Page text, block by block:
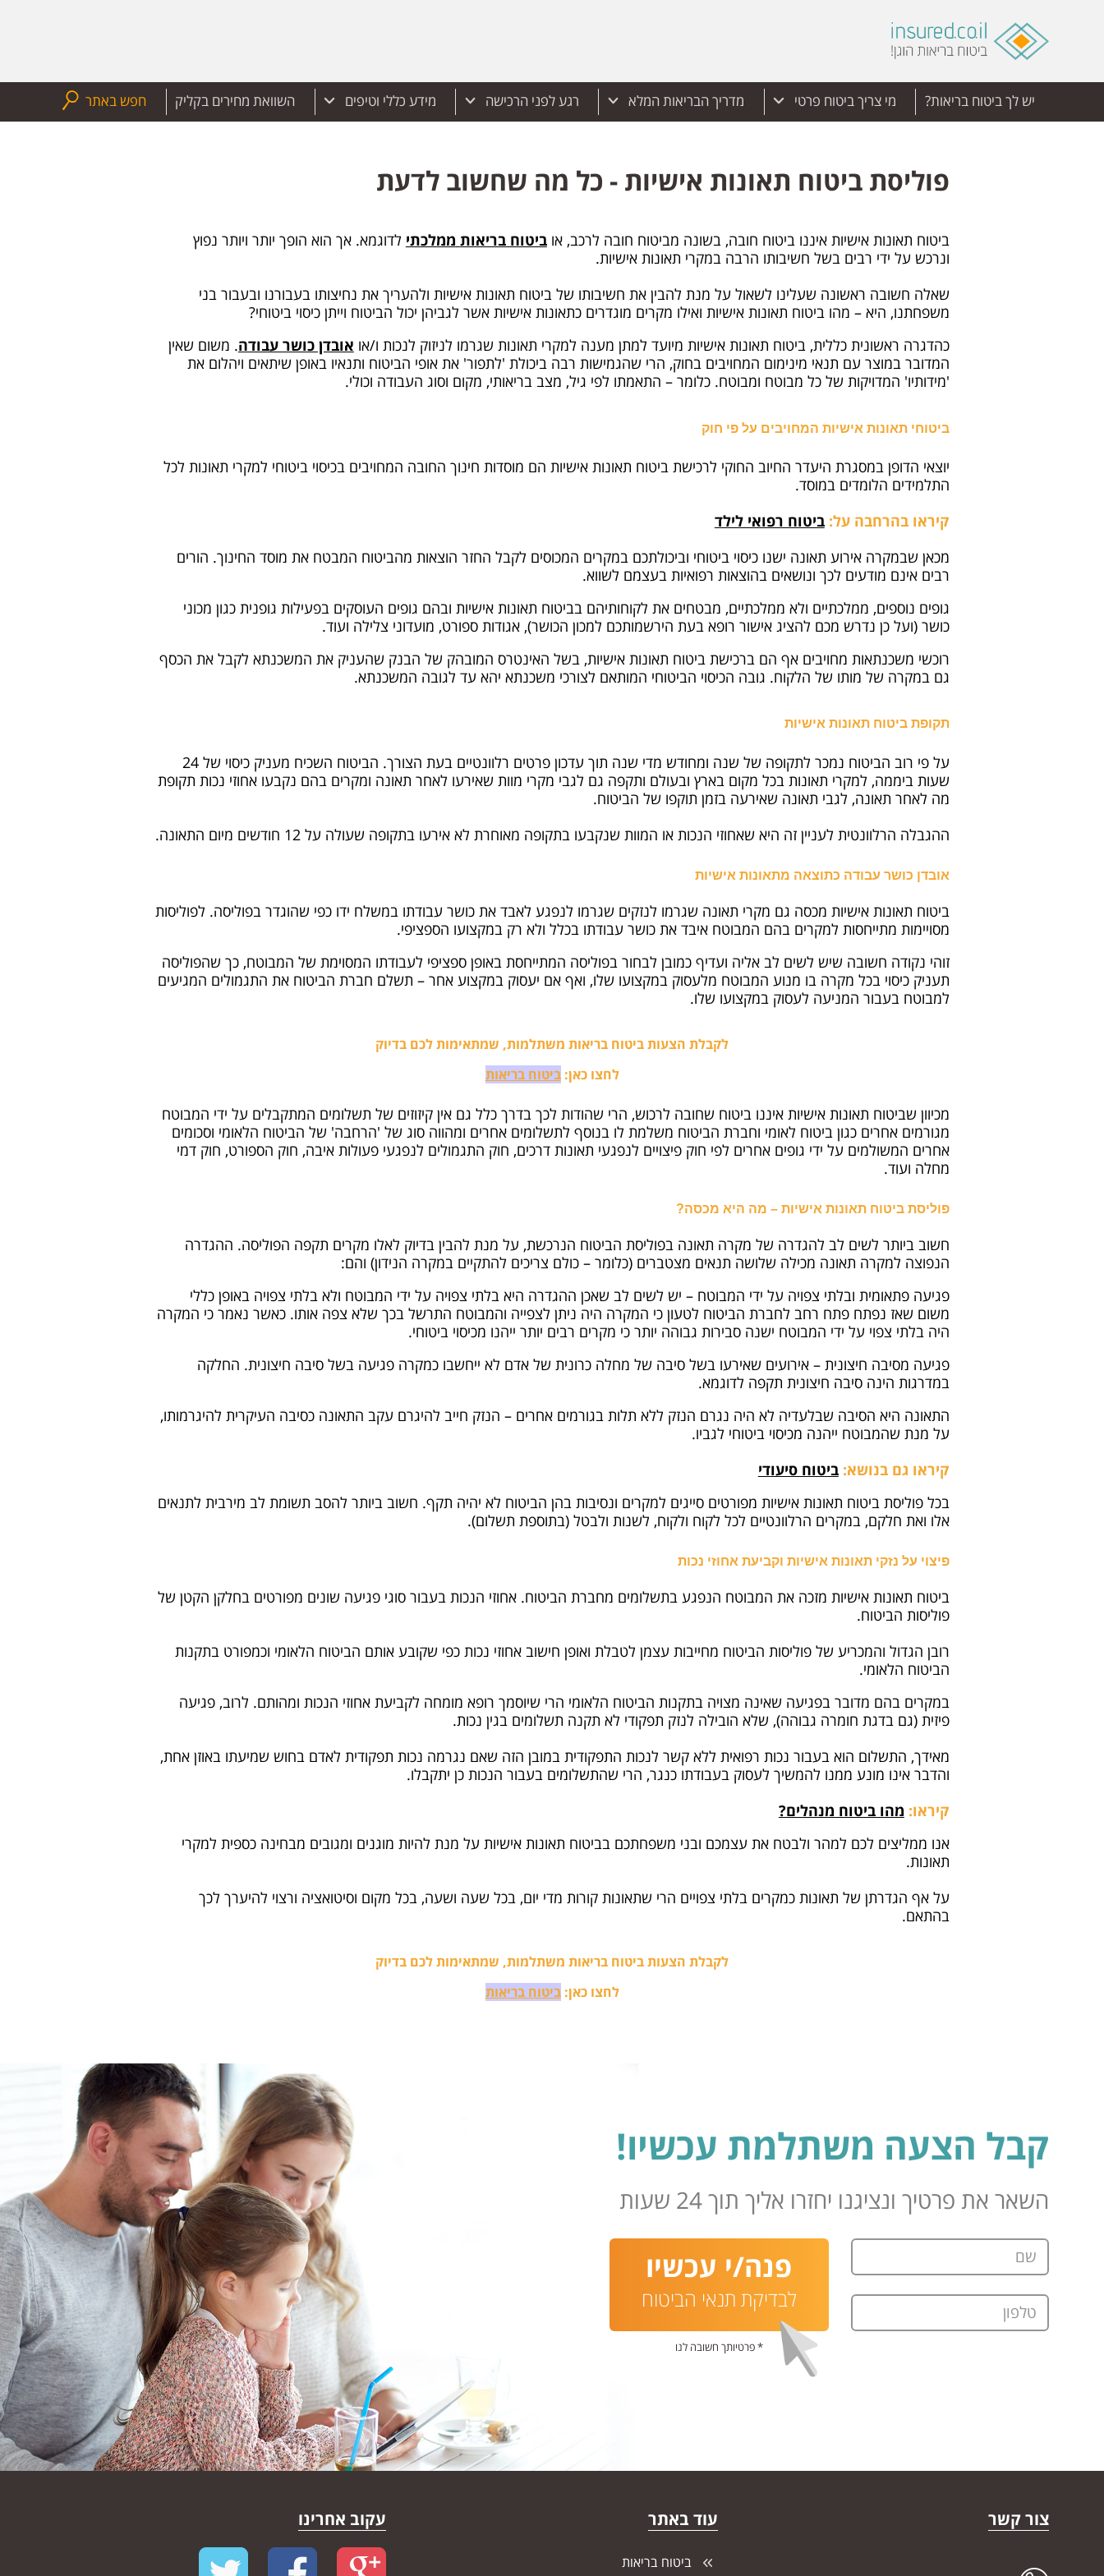
יש לך ביטוח בריאות? מי צריך ביטוח פרטי מדריך הבריאות המלא רגע לפני הרכישה מידע כללי וטיפים השוואת מחירים בקליק חפש באתר
פוליסת ביטוח תאונות אישיות - כל מה שחשוב לדעת
ביטוח תאונות אישיות איננו ביטוח חובה, בשונה מביטוח חובה לרכב, אוביטוח בריאות ממלכתי לדוגמא. אך הוא הופך יותר ויותר נפוץ
ונרכש על ידי רבים בשל חשיבותו הרבה במקרי תאונות אישיות.
שאלה חשובה ראשונה שעלינו לשאול על מנת להבין את חשיבותו של ביטוח תאונות אישיות ולהעריך את נחיצותו בעבורנו ובעבור בני
משפחתנו, היא – מהו ביטוח תאונות אישיות ואילו מקרים מוגדרים כתאונות אישיות אשר לגביהן יכול הביטוח וייתן כיסוי ביטוחי?
כהדגרה ראשונית כללית, ביטוח תאונות אישיות מיועד למתן מענה למקרי תאונות שגרמו לניזוק לנכות ו/או אובדן כושר עבודה. משום שאין
המדובר במוצר עם תנאי מינימום המחויבים בחוק, הרי שהגמישות רבה ביכולת 'לתפור' את אופי הביטוח ותנאיו באופן שיתאים ויהלום את
'מידותיו' המדויקות של כל מבוטח ומבוטח. כלומר – התאמתו לפי גיל, מצב בריאותי, מקום וסוג העבודה וכולי.
ביטוחי תאונות אישיות המחויבים על פי חוק
יוצאי הדופן במסגרת היעדר החיוב החוקי לרכישת ביטוח תאונות אישיות הם מוסדות חינוך החובה המחויבים בכיסוי ביטוחי למקרי תאונות לכל
התלמידים הלומדים במוסד.
קיראו בהרחבה על: ביטוח רפואי לילד
מכאן שבמקרה אירוע תאונה ישנו כיסוי ביטוחי וביכולתכם במקרים המכוסים לקבל החזר הוצאות מהביטוח המבטח את מוסד החינוך. הורים
רבים אינם מודעים לכך ונושאים בהוצאות רפואיות בעצמם לשווא.
גופים נוספים, ממלכתיים ולא ממלכתיים, מבטחים את לקוחותיהם בביטוח תאונות אישיות ובהם גופים העוסקים בפעילות גופנית כגון מכוני
כושר (ועל כן נדרש מכם להציג אישור רופא בעת הירשמותכם למכון הכושר), אגודות ספורט, מועדוני צלילה ועוד.
רוכשי משכנתאות מחויבים אף הם ברכישת ביטוח תאונות אישיות, בשל האינטרס המובהק של הבנק שהעניק את המשכנתא לקבל את הכסף
גם במקרה של מותו של הלקוח. גובה הכיסוי הביטוחי המותאם לצורכי משכנתא יהא עד לגובה המשכנתא.
תקופת ביטוח תאונות אישיות
על פי רוב הביטוח נמכר לתקופה של שנה ומחודש מדי שנה תוך עדכון פרטים רלוונטיים בעת הצורך. הביטוח השכיח מעניק כיסוי של 24
שעות ביממה, למקרי תאונות בכל מקום בארץ ובעולם ותקפה גם לגבי מקרי מוות שאירעו לאחר תאונה ומקרים בהם נקבעו אחוזי נכות תקופת
מה לאחר תאונה, לגבי תאונה שאירעה בזמן תוקפו של הביטוח.
ההגבלה הרלוונטית לעניין זה היא שאחוזי הנכות או המוות שנקבעו בתקופה מאוחרת לא אירעו בתקופה שעולה על 12 חודשים מיום התאונה.
אובדן כושר עבודה כתוצאה מתאונות אישיות
ביטוח תאונות אישיות מכסה גם מקרי תאונה שגרמו לנזקים שגרמו לנפגע לאבד את כושר עבודתו במשלח ידו כפי שהוגדר בפוליסה. לפוליסות
מסויימות מתייחסות למקרים בהם המבוטח איבד את כושר עבודתו בכלל ולא רק במקצועו הספציפי.
זוהי נקודה חשובה שיש לשים לב אליה ועדיף כמובן לבחור בפוליסה המתייחסת באופן ספציפי לעבודתו המסוימת של המבוטח, כך שהפוליסה
תעניק כיסוי בכל מקרה בו מנוע המבוטח מלעסוק במקצועו שלו, ואף אם יעסוק במקצוע אחר – תשלם חברת הביטוח את התגמולים המגיעים
למבוטח בעבור המניעה לעסוק במקצועו שלו.
לקבלת הצעות ביטוח בריאות משתלמות, שמתאימות לכם בדיוק
לחצו כאן:ביטוח בריאות
מכיוון שביטוח תאונות אישיות איננו ביטוח שחובה לרכוש, הרי שהודות לכך בדרך כלל גם אין קיזוזים של תשלומים המתקבלים על ידי המבוטח
מגורמים אחרים כגון ביטוח לאומי וחברת הביטוח משלמת לו בנוסף לתשלומים אחרים ומהווה סוג של 'הרחבה' של הביטוח הלאומי וסכומים
אחרים המשולמים על ידי גופים אחרים לפי חוק פיצויים לנפגעי תאונות דרכים, חוק התגמולים לנפגעי פעולות איבה, חוק הספורט, חוק דמי
מחלה ועוד.
פוליסת ביטוח תאונות אישיות – מה היא מכסה?
חשוב ביותר לשים לב להגדרה של מקרה תאונה בפוליסת הביטוח הנרכשת, על מנת להבין בדיוק לאלו מקרים תקפה הפוליסה. ההגדרה
הנפוצה למקרה תאונה מכילה שלושה תנאים מצטברים (כלומר – כולם צריכים להתקיים במקרה הנידון) והם:
פגיעה פתאומית ובלתי צפויה על ידי המבוטח – יש לשים לב שאכן ההגדרה היא בלתי צפויה על ידי המבוטח ולא בלתי צפויה באופן כללי
משום שאז נפתח פתח רחב לחברת הביטוח לטעון כי המקרה היה ניתן לצפייה והמבוטח התרשל בכך שלא צפה אותו. כאשר נאמר כי המקרה
היה בלתי צפוי על ידי המבוטח ישנה סבירות גבוהה יותר כי מקרים רבים יותר ייהנו מכיסוי ביטוחי.
פגיעה מסיבה חיצונית – אירועים שאירעו בשל סיבה של מחלה כרונית של אדם לא ייחשבו כמקרה פגיעה בשל סיבה חיצונית. החלקה
במדרגות הינה סיבה חיצונית תקפה לדוגמא.
התאונה היא הסיבה שבלעדיה לא היה נגרם הנזק ללא תלות בגורמים אחרים – הנזק חייב להיגרם עקב התאונה כסיבה העיקרית להיגרמותו,
על מנת שהמבוטח ייהנה מכיסוי ביטוחי לגביו.
קיראו גם בנושא:ביטוח סיעודי
בכל פוליסת ביטוח תאונות אישיות מפורטים סייגים למקרים ונסיבות בהן הביטוח לא יהיה תקף. חשוב ביותר להסב תשומת לב מירבית לתנאים
אלו ואת חלקם, במקרים הרלוונטיים לכל לקוח ולקוח, לשנות ולבטל (בתוספת תשלום).
פיצוי על נזקי תאונות אישיות וקביעת אחוזי נכות
ביטוח תאונות אישיות מזכה את המבוטח הנפגע בתשלומים מחברת הביטוח. אחוזי הנכות בעבור סוגי פגיעה שונים מפורטים בחלקן הקטן של
פוליסות הביטוח.
רובן הגדול והמכריע של פוליסות הביטוח מחייבות עצמן לטבלת ואופן חישוב אחוזי נכות כפי שקובע אותם הביטוח הלאומי וכמפורט בתקנות
הביטוח הלאומי.
במקרים בהם מדובר בפגיעה שאינה מצויה בתקנות הביטוח הלאומי הרי שיוסמך רופא מומחה לקביעת אחוזי הנכות ומהותם. לרוב, פגיעה
פיזית (גם בדגת חומרה גבוהה), שלא הובילה לנזק תפקודי לא תקנה תשלומים בגין נכות.
מאידך, התשלום הוא בעבור נכות רפואית ללא קשר לנכות התפקודית במובן הזה שאם נגרמה נכות תפקודית לאדם בחוש שמיעתו באוזן אחת,
והדבר אינו מונע ממנו להמשיך לעסוק בעבודתו כנגר, הרי שהתשלומים בעבור הנכות כן יתקבלו.
קיראו: מהו ביטוח מנהלים?
אנו ממליצים לכם למהר ולבטח את עצמכם ובני משפחתכם בביטוח תאונות אישיות על מנת להיות מוגנים ומגובים מבחינה כספית למקרי
תאונות.
על אף הגדרתן של תאונות כמקרים בלתי צפויים הרי שתאונות קורות מדי יום, בכל שעה ושעה, בכל מקום וסיטואציה ורצוי להיערך לכך
בהתאם.
לקבלת הצעות ביטוח בריאות משתלמות, שמתאימות לכם בדיוק
לחצו כאן:ביטוח בריאות
קבל הצעה משתלמת עכשיו!
השאר את פרטיך ונציגנו יחזרו אליך תוך 24 שעות
שם
טלפון
פנה/י עכשיו
לבדיקת תנאי הביטוח
* פרטיותך חשובה לנו
צור קשר עוד באתר
ביטוח בריאות
עקוב אחרינו